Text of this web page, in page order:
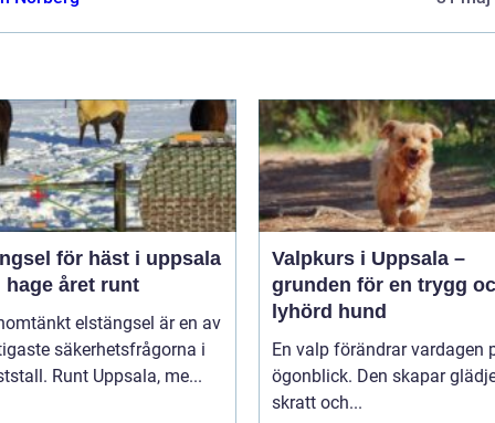
för häst i uppsala
hage året runt
elstängsel är en av
säkerhetsfrågorna i
Runt Uppsala, me...
Valpkurs i Uppsala –
grunden för en trygg
lyhörd hund
En valp förändrar vardagen
ögonblick. Den skapar
skratt och...